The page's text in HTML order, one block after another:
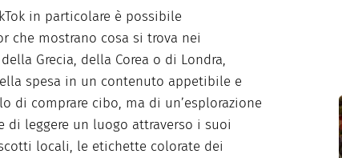
in particolare è possibile
che mostrano cosa si trova nei
Grecia, della Corea o di Londra,
spesa in un contenuto appetibile e
di comprare cibo, ma di un’esplorazione
di leggere un luogo attraverso i suoi
locali, le etichette colorate dei